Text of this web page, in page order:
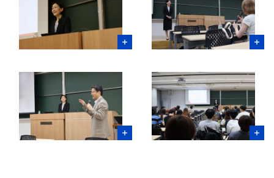
よく検索されるページ
オープンキャンパス
各種証明書の発行